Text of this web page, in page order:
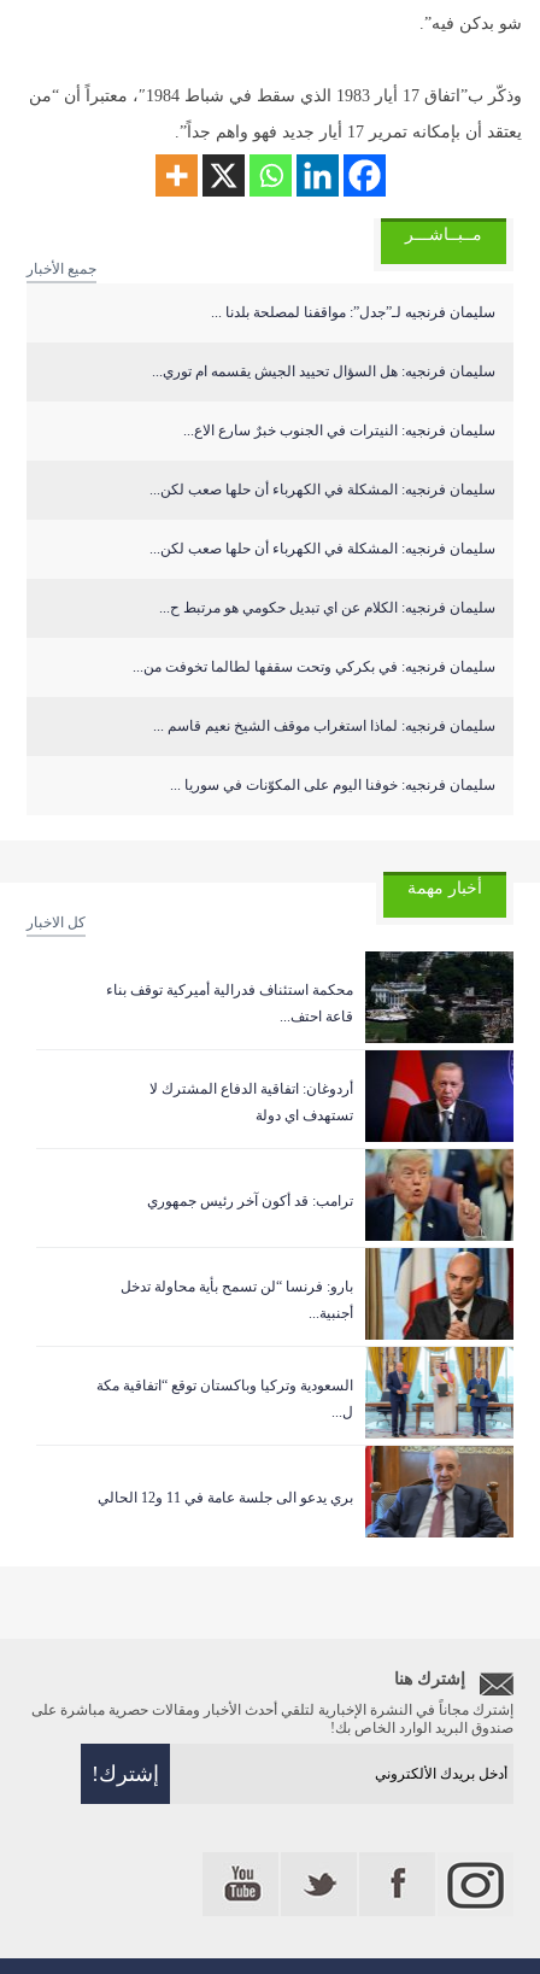
شو بدكن فيه”.
وذكّر ب”اتفاق 17 أيار 1983 الذي سقط في شباط 1984″، معتبراً أن “من
يعتقد أن بإمكانه تمرير 17 أيار جديد فهو واهم جداً”.
مــبــاشـــر
جميع الأخبار
سليمان فرنجيه لـ”جدل”: مواقفنا لمصلحة بلدنا ...
سليمان فرنجيه: هل السؤال تحييد الجيش يقسمه ام توري...
سليمان فرنجيه: النيترات في الجنوب خبرٌ سارع الاع...
سليمان فرنجيه: المشكلة في الكهرباء أن حلها صعب لكن...
سليمان فرنجيه: المشكلة في الكهرباء أن حلها صعب لكن...
سليمان فرنجيه: الكلام عن اي تبديل حكومي هو مرتبط ح...
سليمان فرنجيه: في بكركي وتحت سقفها لطالما تخوفت من...
سليمان فرنجيه: لماذا استغراب موقف الشيخ نعيم قاسم ...
سليمان فرنجيه: خوفنا اليوم على المكوّنات في سوريا ...
أخبار مهمة
كل الاخبار
‏محكمة استئناف فدرالية أميركية توقف بناء
قاعة احتف...
أردوغان: اتفاقية الدفاع المشترك لا
تستهدف اي دولة
ترامب: قد أكون آخر رئيس جمهوري
بارو: فرنسا “لن تسمح بأية محاولة تدخل
أجنبية...
السعودية وتركيا وباكستان توقع “اتفاقية مكة
ل...
بري يدعو الى جلسة عامة في 11 و12 الحالي
إشترك هنا
إشترك مجاناً في النشرة الإخبارية لتلقي أحدث الأخبار ومقالات حصرية مباشرة على
صندوق البريد الوارد الخاص بك!